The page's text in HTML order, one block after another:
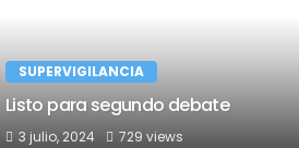
SUPERVIGILANCIA
Listo para segundo debate
3 julio, 2024 729 views